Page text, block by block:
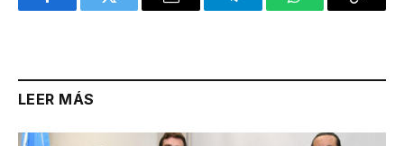
FacebookTwitter Email TelegramWhatsAppCopy
LEER MÁS